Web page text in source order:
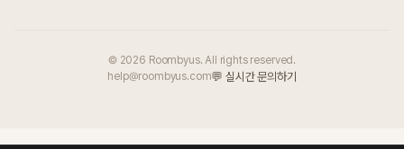
© 2026 Roombyus. All rights reserved.
help@roombyus.com💬 실시간 문의하기